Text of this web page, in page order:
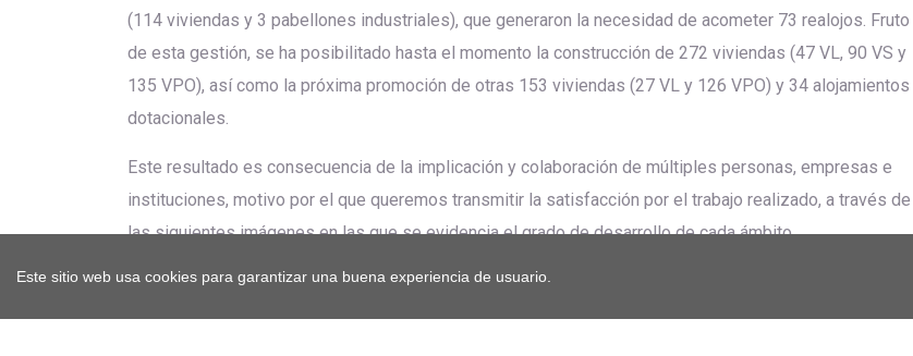
Este sitio web usa cookies para garantizar una buena experiencia de usuario.
(114 viviendas y 3 pabellones industriales), que generaron la necesidad de acometer 73 realojos. Fruto
de esta gestión, se ha posibilitado hasta el momento la construcción de 272 viviendas (47 VL, 90 VS y
135 VPO), así como la próxima promoción de otras 153 viviendas (27 VL y 126 VPO) y 34 alojamientos
dotacionales.
Este resultado es consecuencia de la implicación y colaboración de múltiples personas, empresas e
instituciones, motivo por el que queremos transmitir la satisfacción por el trabajo realizado, a través de
las siguientes imágenes en las que se evidencia el grado de desarrollo de cada ámbito.